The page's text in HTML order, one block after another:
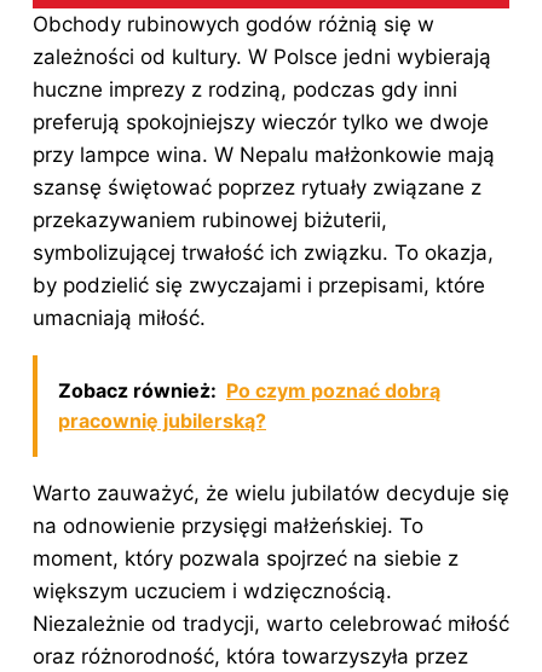
Obchody rubinowych godów różnią się w
zależności od kultury. W Polsce jedni wybierają
huczne imprezy z rodziną, podczas gdy inni
preferują spokojniejszy wieczór tylko we dwoje
przy lampce wina. W Nepalu małżonkowie mają
szansę świętować poprzez rytuały związane z
przekazywaniem rubinowej biżuterii,
symbolizującej trwałość ich związku. To okazja,
by podzielić się zwyczajami i przepisami, które
umacniają miłość.
Zobacz również: Po czym poznać dobrą
pracownię jubilerską?
Warto zauważyć, że wielu jubilatów decyduje się
na odnowienie przysięgi małżeńskiej. To
moment, który pozwala spojrzeć na siebie z
większym uczuciem i wdzięcznością.
Niezależnie od tradycji, warto celebrować miłość
oraz różnorodność, która towarzyszyła przez